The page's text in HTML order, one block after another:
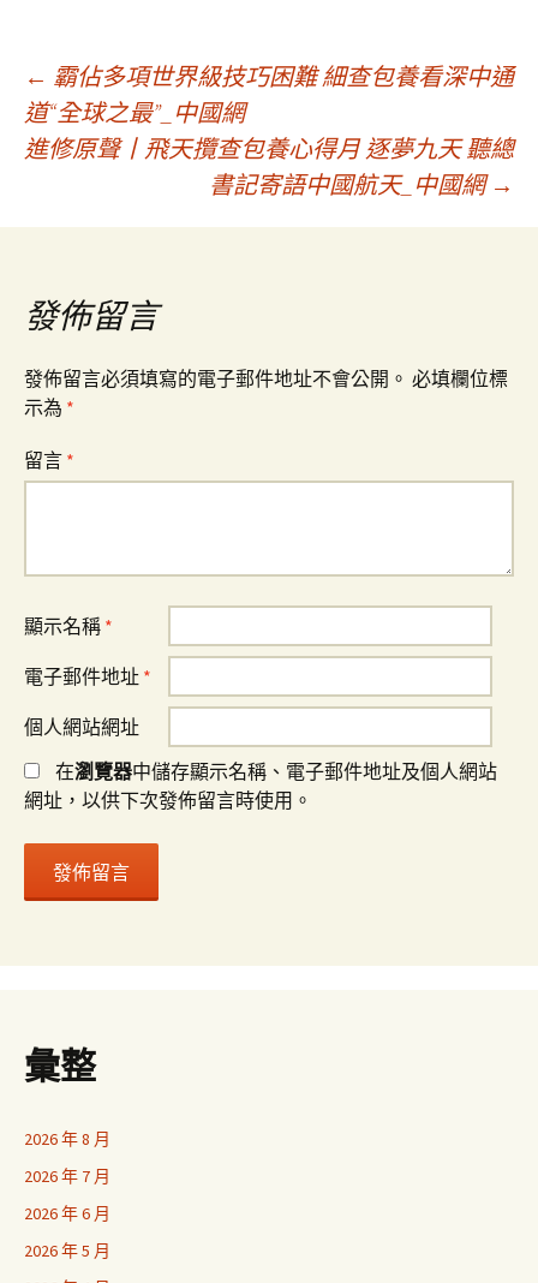
文
章
導
覽
← 霸佔多項世界級技巧困難 細查包養看深中通
道“全球之最”_中國網
進修原聲丨飛天攬查包養心得月 逐夢九天 聽總
書記寄語中國航天_中國網 →
發佈留言
發佈留言必須填寫的電子郵件地址不會公開。 必填欄位標
示為 *
留言 *
顯示名稱 *
電子郵件地址 *
個人網站網址
在瀏覽器中儲存顯示名稱、電子郵件地址及個人網站
網址，以供下次發佈留言時使用。
彙整
2026 年 8 月
2026 年 7 月
2026 年 6 月
2026 年 5 月